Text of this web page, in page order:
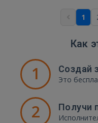
1
Как
1 Создай
Это
2 Получи